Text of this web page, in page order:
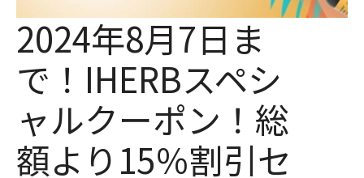
2024年8月7日ま
で！IHERBスペシ
ャルクーポン！総
額より15％割引セ